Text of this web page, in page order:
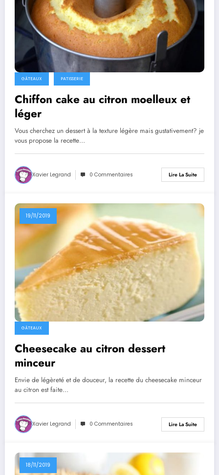
GÂTEAUX PATISSERIE
Chiffon cake au citron moelleux et
léger
Vous cherchez un dessert à la texture légère mais gustativement? je
vous propose la recette…
Xavier Legrand 0 Commentaires Lire La Suite
19/11/2019
GÂTEAUX
Cheesecake au citron dessert
minceur
Envie de légèreté et de douceur, la recette du cheesecake minceur
au citron est faite…
Xavier Legrand 0 Commentaires Lire La Suite
18/11/2019